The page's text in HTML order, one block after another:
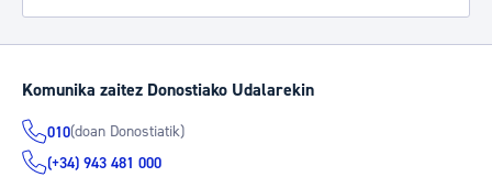
Komunika zaitez Donostiako Udalarekin
010(doan Donostiatik)
(+34) 943 481 000